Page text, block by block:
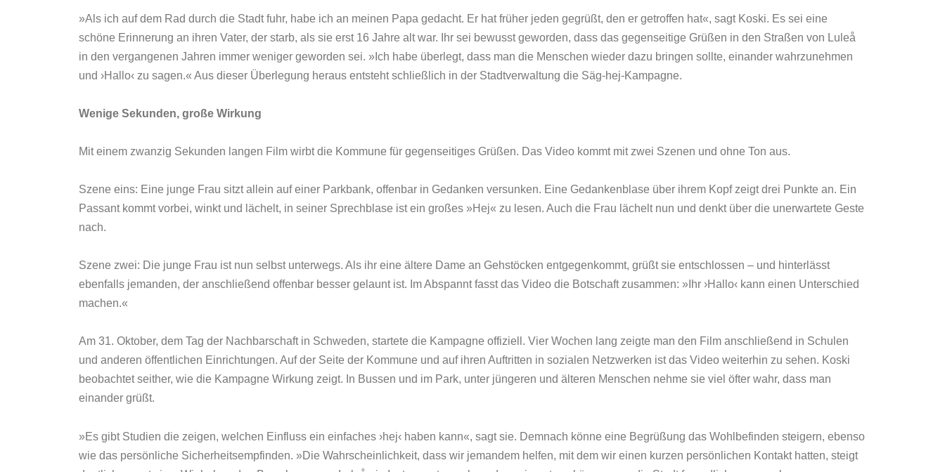
»Als ich auf dem Rad durch die Stadt fuhr, habe ich an meinen Papa gedacht. Er hat früher jeden gegrüßt, den er getroffen hat«, sagt Koski. Es sei eine
schöne Erinnerung an ihren Vater, der starb, als sie erst 16 Jahre alt war. Ihr sei bewusst geworden, dass das gegenseitige Grüßen in den Straßen von Luleå
in den vergangenen Jahren immer weniger geworden sei. »Ich habe überlegt, dass man die Menschen wieder dazu bringen sollte, einander wahrzunehmen
und ›Hallo‹ zu sagen.« Aus dieser Überlegung heraus entsteht schließlich in der Stadtverwaltung die Säg-hej-Kampagne.
Wenige Sekunden, große Wirkung
Mit einem zwanzig Sekunden langen Film wirbt die Kommune für gegenseitiges Grüßen. Das Video kommt mit zwei Szenen und ohne Ton aus.
Szene eins: Eine junge Frau sitzt allein auf einer Parkbank, offenbar in Gedanken versunken. Eine Gedankenblase über ihrem Kopf zeigt drei Punkte an. Ein
Passant kommt vorbei, winkt und lächelt, in seiner Sprechblase ist ein großes »Hej« zu lesen. Auch die Frau lächelt nun und denkt über die unerwartete Geste
nach.
Szene zwei: Die junge Frau ist nun selbst unterwegs. Als ihr eine ältere Dame an Gehstöcken entgegenkommt, grüßt sie entschlossen – und hinterlässt
ebenfalls jemanden, der anschließend offenbar besser gelaunt ist. Im Abspannt fasst das Video die Botschaft zusammen: »Ihr ›Hallo‹ kann einen Unterschied
machen.«
Am 31. Oktober, dem Tag der Nachbarschaft in Schweden, startete die Kampagne offiziell. Vier Wochen lang zeigte man den Film anschließend in Schulen
und anderen öffentlichen Einrichtungen. Auf der Seite der Kommune und auf ihren Auftritten in sozialen Netzwerken ist das Video weiterhin zu sehen. Koski
beobachtet seither, wie die Kampagne Wirkung zeigt. In Bussen und im Park, unter jüngeren und älteren Menschen nehme sie viel öfter wahr, dass man
einander grüßt.
»Es gibt Studien die zeigen, welchen Einfluss ein einfaches ›hej‹ haben kann«, sagt sie. Demnach könne eine Begrüßung das Wohlbefinden steigern, ebenso
wie das persönliche Sicherheitsempfinden. »Die Wahrscheinlichkeit, dass wir jemandem helfen, mit dem wir einen kurzen persönlichen Kontakt hatten, steigt